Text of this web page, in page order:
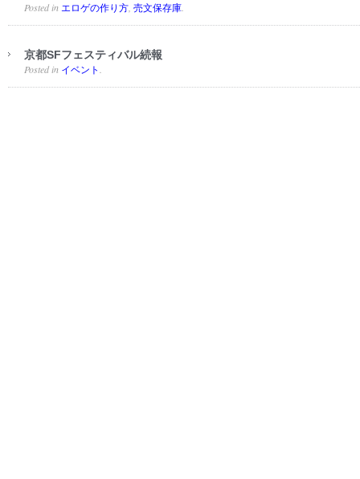
Posted in エロゲの作り方 売文保存庫
京都SFフェスティバル続報
Posted in イベント